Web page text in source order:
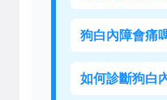
狗白內障會痛
如何診斷狗白